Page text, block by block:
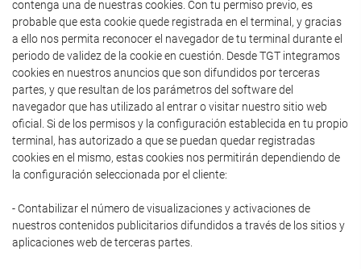
contenga una de nuestras cookies. Con tu permiso previo, es
probable que esta cookie quede registrada en el terminal, y gracias
a ello nos permita reconocer el navegador de tu terminal durante el
periodo de validez de la cookie en cuestión. Desde TGT integramos
cookies en nuestros anuncios que son difundidos por terceras
partes, y que resultan de los parámetros del software del
navegador que has utilizado al entrar o visitar nuestro sitio web
oficial. Si de los permisos y la configuración establecida en tu propio
terminal, has autorizado a que se puedan quedar registradas
cookies en el mismo, estas cookies nos permitirán dependiendo de
la configuración seleccionada por el cliente:
- Contabilizar el número de visualizaciones y activaciones de
nuestros contenidos publicitarios difundidos a través de los sitios y
aplicaciones web de terceras partes.